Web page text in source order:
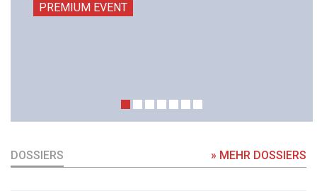
PREMIUM EVENT
DOSSIERS » MEHR DOSSIERS